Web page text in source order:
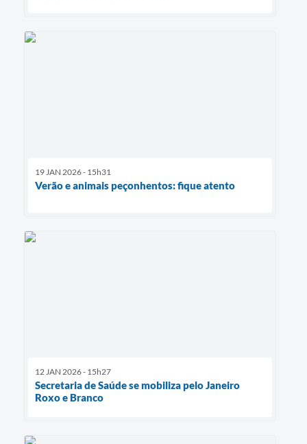
19 JAN 2026 - 15h31
Verão e animais peçonhentos: fique atento
12 JAN 2026 - 15h27
Secretaria de Saúde se mobiliza pelo Janeiro
Roxo e Branco